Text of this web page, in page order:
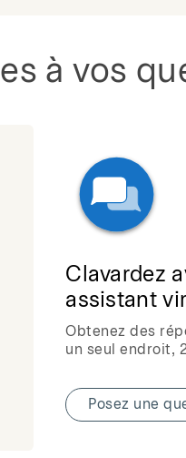
à vos
Clavardez
assistant
Obtenez des
un seul endroit,
Posez une